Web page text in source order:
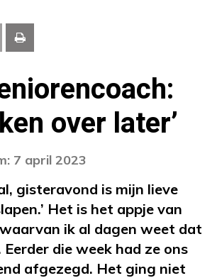
over later’
7 april 2023
gisteravond is mijn lieve
Het is het appje van
ik al dagen weet dat
die week had ze ons
afgezegd. Het ging niet